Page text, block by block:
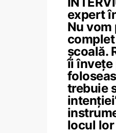
expert
Nu
școală.
îi învețe
trebuie
locul lor